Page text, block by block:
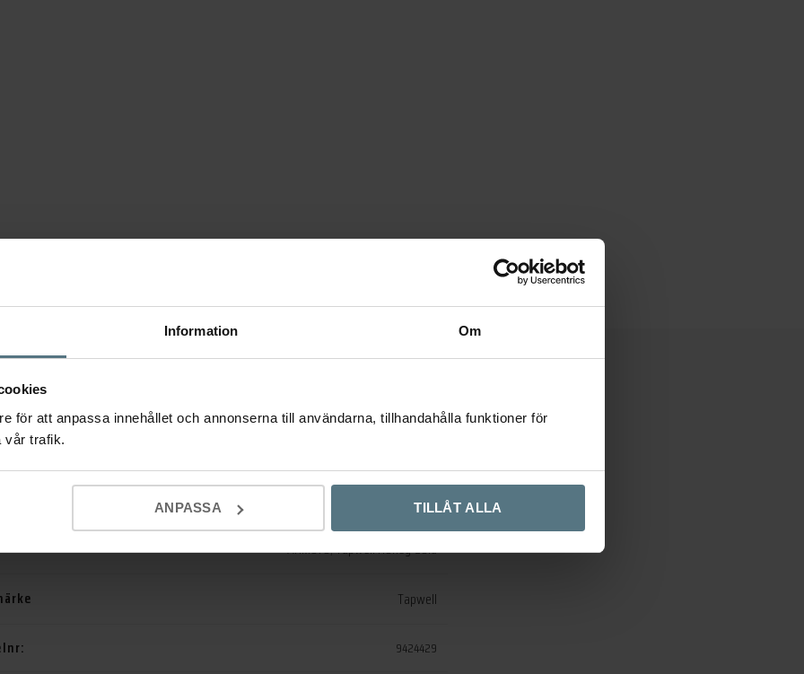
Information Om
för att anpassa innehållet och annonserna till användarna, tillhandahålla funktioner för
vår trafik.
ANPASSA TILLÅT ALLA
Honey Gold
ARM878,Tapwell Honey Gold
Tapwell
9424429